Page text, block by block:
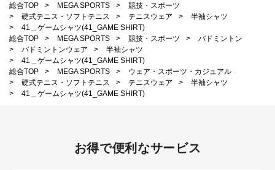
総合TOP > MEGA SPORTS >
競技・スポーツ
>
硬式テニス・ソフトテニス > テニスウェア >
半袖シャツ
>
41＿ゲームシャツ(41_GAME SHIRT)
総合TOP
> MEGA SPORTS > 競技・スポーツ >
バドミントン
>
バドミントンウェア >
半袖シャツ
>
41＿ゲームシャツ(41_GAME SHIRT)
総合TOP
> MEGA SPORTS >
ウェア・スポーツ・カジュアル
>
硬式テニス・ソフトテニス > テニスウェア >
半袖シャツ
>
41＿ゲームシャツ(41_GAME SHIRT)
お得で便利なサービス